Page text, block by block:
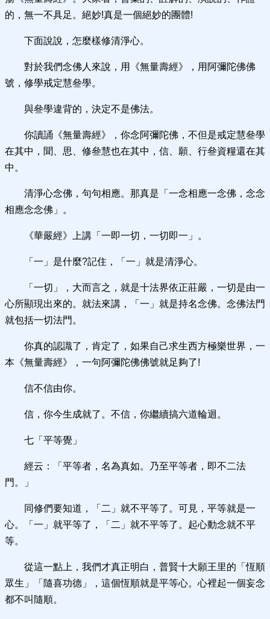
的，無一不具足。絕妙!真是一個絕妙的團體!
下面說說，怎麼樣修清淨心。
對於我們念佛人來說，用《無量壽經》，用阿彌陀佛佛
號，修學戒定慧叄學。
與叄學違背的，決定不是佛法。
你讀誦《無量壽經》，你念阿彌陀佛，不但是戒定慧叄學
在其中，聞、思、修叄慧也在其中，信、願、行叄資糧還在其
中。
清淨心念佛，句句相應。那真是「一念相應一念佛，念念
相應念念佛」。
《華嚴經》上講「一即一切，一切即一」。
「一」是什麼?記住，「一」就是清淨心。
「一切」，大而言之，就是十法界依正莊嚴，一切是由一
心所顯現出來的。就法來講，「一」就是持名念佛。念佛法門
就包括一切法門。
你真的認識了，肯定了，如果自己求生西方極樂世界，一
本《無量壽經》，一句阿彌陀佛佛號就足夠了!
信不信由你。
信，你今生成就了。不信，你繼續搞六道輪迴。
七「平等覺」
經云：「平等者，名為真如。乃至平等者，即不二法
門。」
同修們要知道，「二」就不平等了。可見，平等就是一
心。「一」就平等了，「二」就不平等了。起心動念就不平
等。
從這一點上，我們才真正明白，普賢十大願王里的「恆順
眾生」「隨喜功德」，這個恆順就是平等心。心裡起一個妄念
都不叫隨順。